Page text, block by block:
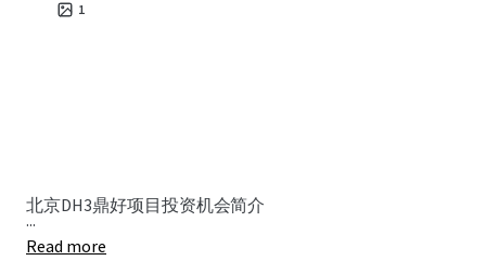
1
北京DH3鼎好项目投资机会简介
...
Read more